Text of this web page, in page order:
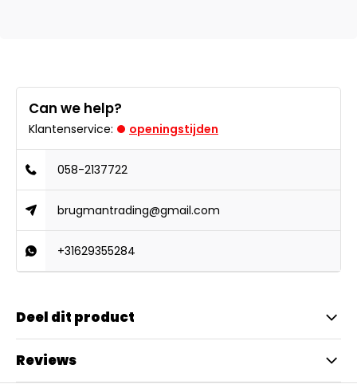
Can we help?
Klantenservice: openingstijden
058-2137722
brugmantrading@gmail.com
+31629355284
Deel dit product
Reviews